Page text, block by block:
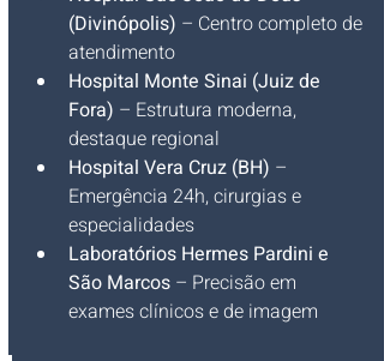
(Divinópolis) – Centro completo de
atendimento
Hospital Monte Sinai (Juiz de
Fora) – Estrutura moderna,
destaque regional
Hospital Vera Cruz (BH) –
Emergência 24h, cirurgias e
especialidades
Laboratórios Hermes Pardini e
São Marcos – Precisão em
exames clínicos e de imagem